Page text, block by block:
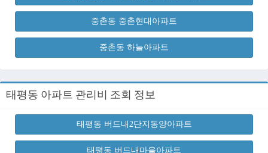
중촌동 중촌현대아파트
중촌동 하늘아파트
태평동 아파트 관리비 조회 정보
태평동 버드내2단지동양아파트
태평동 버드내마을아파트